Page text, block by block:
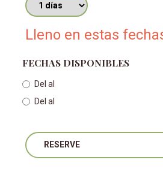
Lleno en estas
FECHAS DISPONIBLES
Delal
Delal
RESERVE